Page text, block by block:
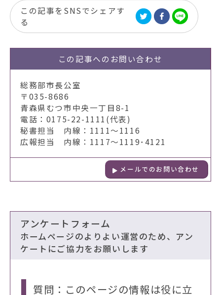
この記事をSNSでシェアす
る
この記事への お問い合わせ
総務部市長公室
〒035-8686
青森県むつ市中央一丁目8-1
電話：0175-22-1111(代表)
秘書担当 内線：1111～1116
広報担当 内線：1117～1119･4121
メールでのお問い合わせ
アンケートフォーム
ホームページのよりよい運営のため、アン
ケートにご協力をお願いします
質問：このページの情報は役に立